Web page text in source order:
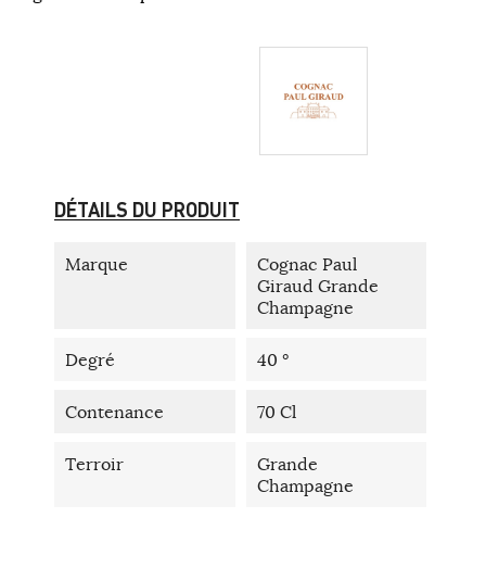
DÉTAILS DU PRODUIT
Marque
Cognac Paul
Giraud Grande
Champagne
Degré 40 °
Contenance 70 Cl
Terroir
Grande
Champagne